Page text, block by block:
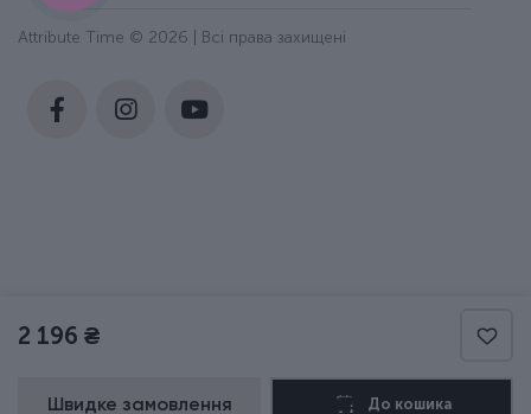
2 196 ₴
Швидке замовлення До кошика
Attribute Time © 2026 | Всі права захищені